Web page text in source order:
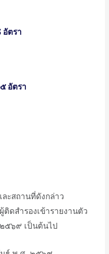
อัตรา
อัตรา
ะสถานที่ดังกล่าว
ติดสำรองเข้ารายงานตัว
๕๖๙ เป็นต้นไป